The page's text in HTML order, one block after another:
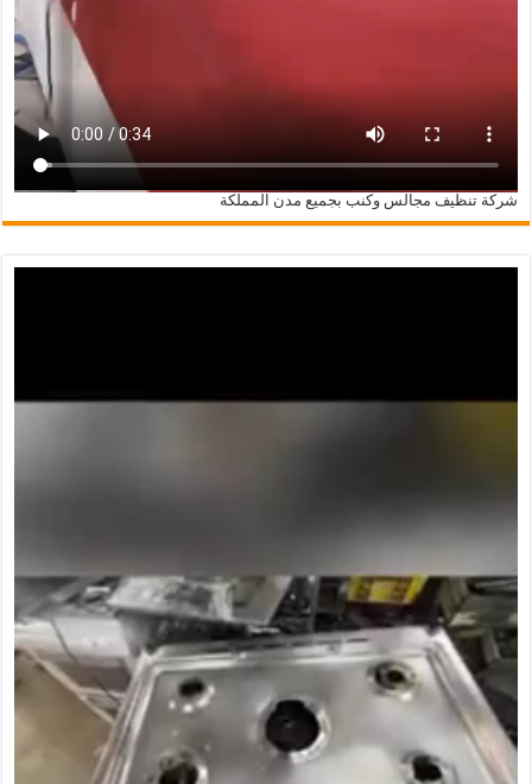
شركة تنظيف مجالس وكنب بجميع مدن المملكة